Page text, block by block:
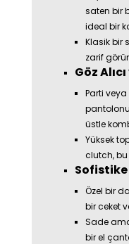
saten bir
ideal bir
Klasik bir
zarif
Göz
Parti
üstle
Yüksek
clutch,
Özel bir
bir ceket
Sade
bir el